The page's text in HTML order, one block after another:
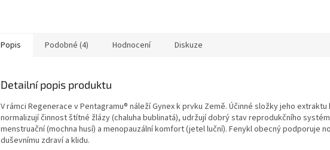
Popis Podobné (4) Hodnocení Diskuze
Detailní popis produktu
V rámci Regenerace v Pentagramu® náleží Gynex k prvku Země. Účinné složky jeho
normalizují činnost štítné žlázy (chaluha bublinatá), udržují dobrý stav reprodukčního
menstruační (mochna husí) a menopauzální komfort (jetel luční). Fenykl obecný podporuje
duševnímu zdraví a klidu.